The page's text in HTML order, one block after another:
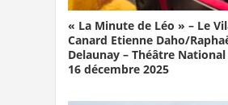
« La Minute de Léo » – Le
Canard Etienne Daho/
Delaunay – Théâtre
16 décembre 2025